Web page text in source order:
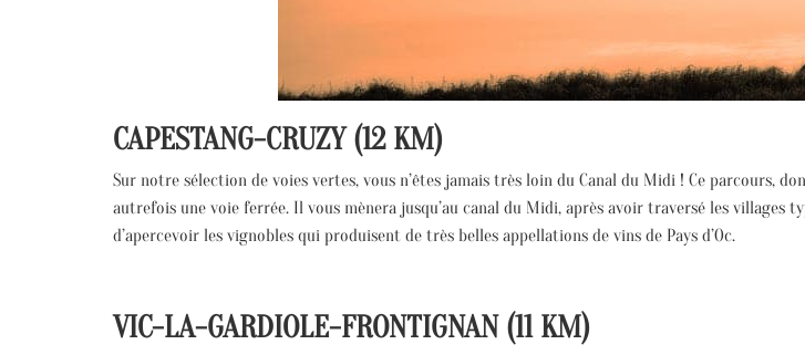
CAPESTANG-CRUZY (12 KM)
Sur notre sélection de voies vertes, vous n’êtes jamais très loin du Canal du Midi ! Ce parcours,
autrefois une voie ferrée. Il vous mènera jusqu’au canal du Midi, après avoir traversé les villages
d’apercevoir les vignobles qui produisent de très belles appellations de vins de Pays d’Oc.
VIC-LA-GARDIOLE-FRONTIGNAN (11 KM)